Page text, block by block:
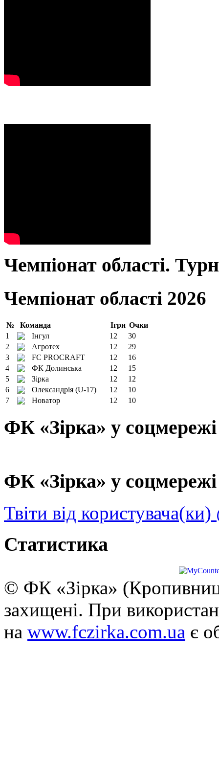
Чемпіонат області.
Чемпіонат області 2026
№ Команда Ігри Очки
1
Інгул 12
30
2
Агротех 12
29
3
FC PROCRAFT 12
16
4
ФК Долинська 12
15
5
Зірка 12
12
6
Олександрія (U-17) 12
10
7
Новатор 12 10
ФК «Зірка» у
ФК «Зірка» у
Твіти від
Статистика
© ФК «Зірка»
захищені. При
на www.fczirka.com.ua є